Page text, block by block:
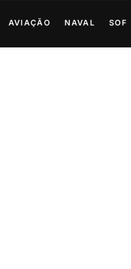
AVIAÇÃO NAVAL SOF